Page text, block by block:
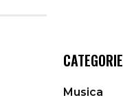
CATEGORIE
Musica